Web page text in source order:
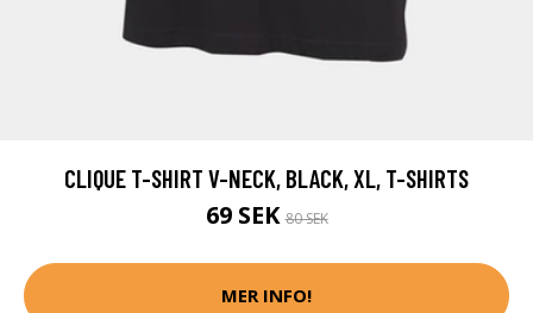
CLIQUE T-SHIRT V-NECK, BLACK, XL, T-SHIRTS
69 SEK80 SEK
MER INFO!